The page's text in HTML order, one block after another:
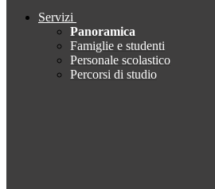
Servizi
Panoramica
Famiglie e studenti
Personale scolastico
Percorsi di studio